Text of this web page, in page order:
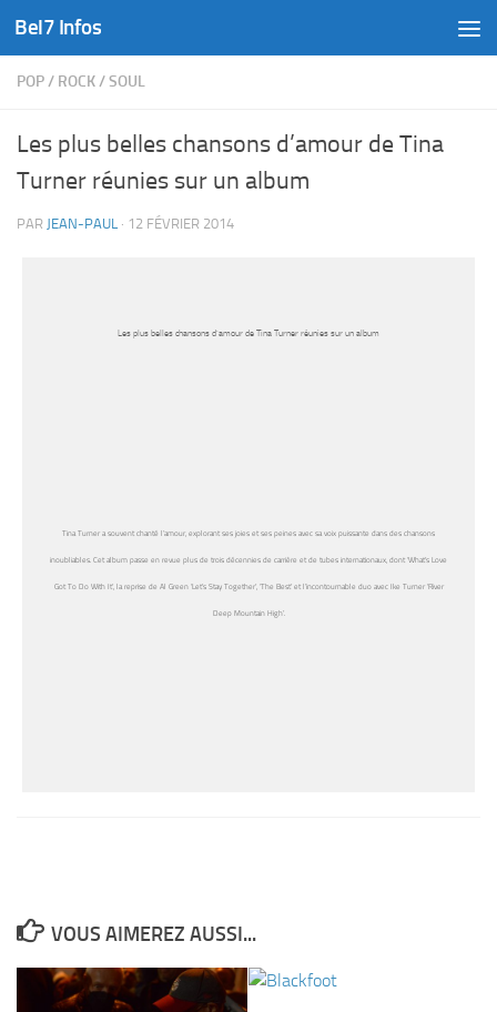
Skip to content
Bel7 Infos
POP/ ROCK/SOUL
Les plus belles chansons d’amour de Tina
Turner réunies sur un album
PAR JEAN-PAUL · 12 FÉVRIER 2014
Les plus belles chansons d’amour de Tina Turner réunies sur un album
Tina Turner a souvent chanté l’amour, explorant ses joies et ses peines avec sa voix puissante dans des chansons
inoubliables. Cet album passe en revue plus de trois décennies de carrière et de tubes internationaux, dont ‘What’s Love
Got To Do With It’, la reprise de Al Green ‘Let’s Stay Together’, ‘The Best’ et l’incontournable duo avec Ike Turner ‘River
Deep Mountain High’.
VOUS AIMEREZ AUSSI...